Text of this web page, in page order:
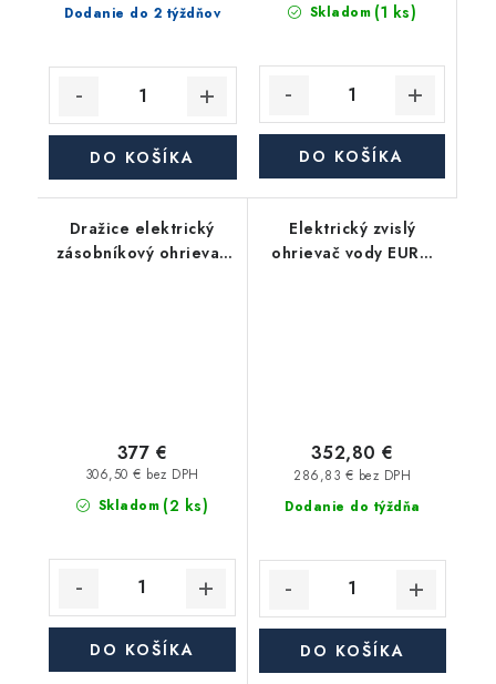
Dodanie do 2 týždňov
DO KOŠÍKA
Skladom (1 ks)
DO KOŠÍKA
Dražice elektrický
zásobníkový ohrievač
Skladom (2 ks)
306,50 € bez DPH
377 €
DO KOŠÍKA
Elektrický zvislý
ohrievač vody EURO
Dodanie do týždňa
286,83 € bez DPH
352,80 €
DO KOŠÍKA